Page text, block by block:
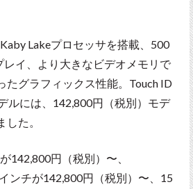
Lakeプロセッサを搭載、500
レイ、より大きなビデオメモリで
たグラフィックス性能。Touch ID
ルには、142,800円（税別）モデ
た。
142,800円（税別）〜、
ンチが142,800円（税別）〜、15